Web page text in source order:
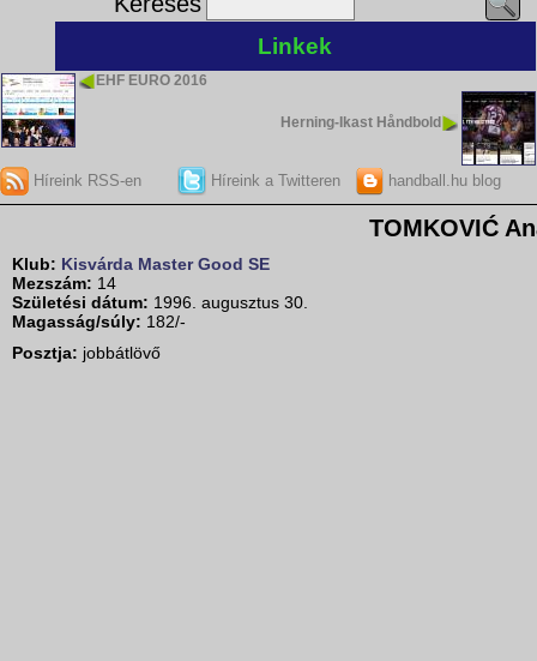
Linkek
EHF EURO 2016
Herning-Ikast Håndbold
Híreink RSS-en Híreink a Twitteren handball.hu blog
TOMKOVIĆ
Klub: Kisvárda Master Good SE
Mezszám: 14
Születési dátum: 1996. augusztus 30.
Magasság/súly: 182/-
Posztja: jobbátlövő